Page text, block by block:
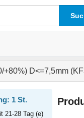
+80%) D<=7,5mm
1 St.
21-28 Tag (e)